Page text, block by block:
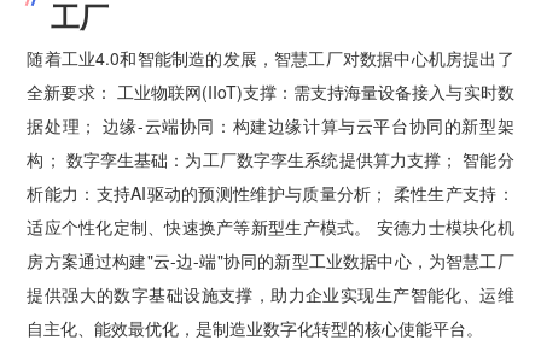
工厂
随着工业4.0和智能制造的发展，智慧工厂对数据中心机房提出了
全新要求： 工业物联网(IIoT)支撑：需支持海量设备接入与实时数
据处理； 边缘-云端协同：构建边缘计算与云平台协同的新型架
构； 数字孪生基础：为工厂数字孪生系统提供算力支撑； 智能分
析能力：支持AI驱动的预测性维护与质量分析； 柔性生产支持：
适应个性化定制、快速换产等新型生产模式。 安德力士模块化机
房方案通过构建"云-边-端"协同的新型工业数据中心，为智慧工厂
提供强大的数字基础设施支撑，助力企业实现生产智能化、运维
自主化、能效最优化，是制造业数字化转型的核心使能平台。